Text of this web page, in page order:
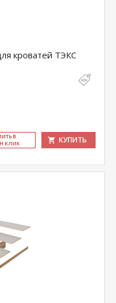
кроватей ТЭКС
В
КЛИК
КУПИТЬ